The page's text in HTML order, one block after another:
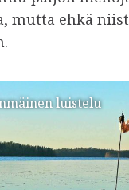
u
mutta ehkä
luistelu